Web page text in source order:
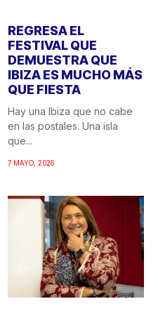
REGRESA EL
FESTIVAL QUE
DEMUESTRA QUE
IBIZA ES MUCHO MÁS
QUE FIESTA
Hay una Ibiza que no cabe
en las postales. Una isla
que...
7 MAYO, 2026